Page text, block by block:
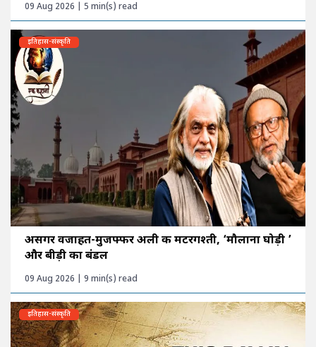
09 Aug 2026 | 5 min(s) read
इतिहास-संस्कृति
असगर वजाहत-मुजफ्फर अली की मटरगश्ती, ‘मौलाना घोड़ी ’
और बीड़ी का बंडल
09 Aug 2026 | 9 min(s) read
इतिहास-संस्कृति